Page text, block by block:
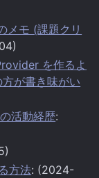
メモ (課題クリ
を作るよ
が書き味がい
活動経歴:
方法: (2024-